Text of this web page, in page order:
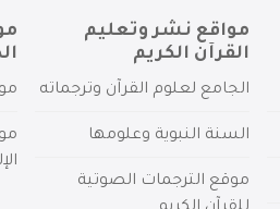
مواقع نشر وتعليم
القرآن الكريم
الجامع لعلوم القرآن وترجماته
السنة النبوية وعلومها
موقع الترجمات الصوتية